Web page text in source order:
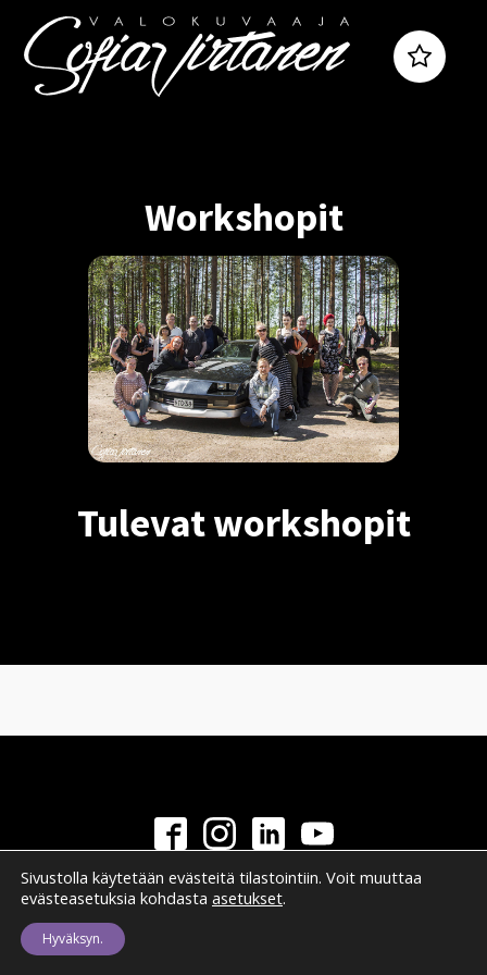
Workshopit
Tulevat workshopit
©2026Valokuvaaja Sofia Virtanen
Sivustolla käytetään evästeitä tilastointiin. Voit muuttaa
evästeasetuksia kohdasta asetukset.
Hyväksyn.